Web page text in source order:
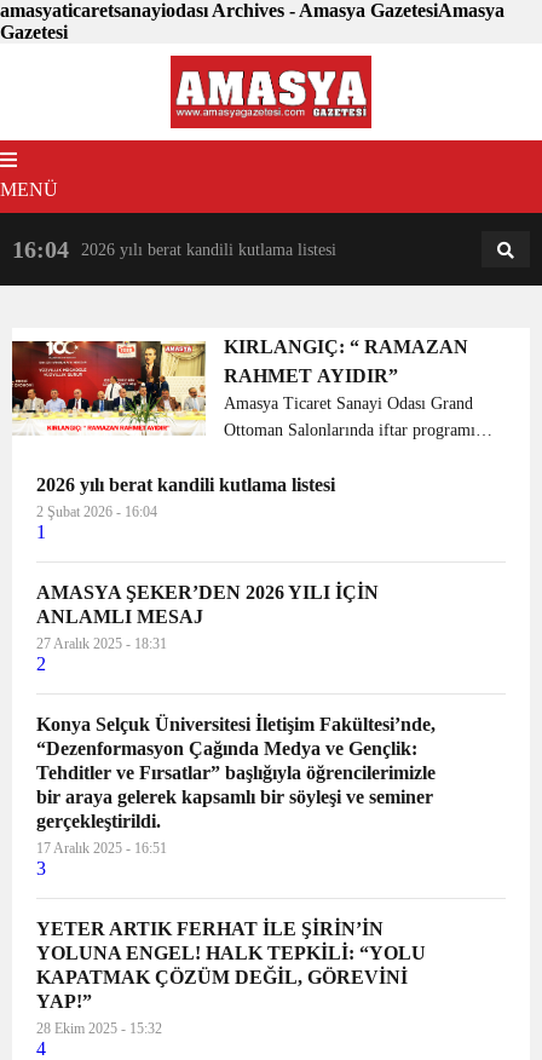
amasyaticaretsanayiodası Archives - Amasya GazetesiAmasya
Gazetesi
MENÜ
16:04 2026 yılı berat kandili kutlama listesi 18:31
KIRLANGIÇ: “ RAMAZAN
RAHMET AYIDIR”
Amasya Ticaret Sanayi Odası Grand
Ottoman Salonlarında iftar programı
Amasya TSO Yönetim Kurulu Başkanı
2026 yılı berat kandili kutlama listesi
2 Şubat 2026 - 16:04
1
AMASYA ŞEKER’DEN 2026 YILI İÇİN
ANLAMLI MESAJ
27 Aralık 2025 - 18:31
2
Konya Selçuk Üniversitesi İletişim Fakültesi’nde,
“Dezenformasyon Çağında Medya ve Gençlik:
Tehditler ve Fırsatlar” başlığıyla öğrencilerimizle
bir araya gelerek kapsamlı bir söyleşi ve seminer
gerçekleştirildi.
17 Aralık 2025 - 16:51
3
YETER ARTIK FERHAT İLE ŞİRİN’İN
YOLUNA ENGEL! HALK TEPKİLİ: “YOLU
KAPATMAK ÇÖZÜM DEĞİL, GÖREVİNİ
YAP!”
28 Ekim 2025 - 15:32
4